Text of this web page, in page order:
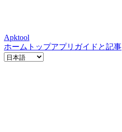
Apktool
ホーム トップアプリ ガイドと記事